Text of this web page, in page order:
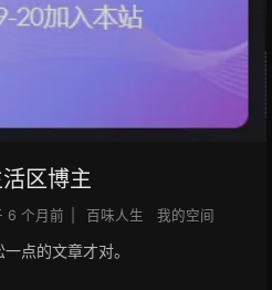
区博主
6 个月前 百味人生 我的空间
点的文章才对。